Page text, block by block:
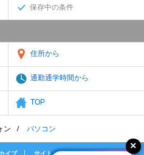
保存中の条件
住所から
通勤通学時間から
TOP
ン パソコン